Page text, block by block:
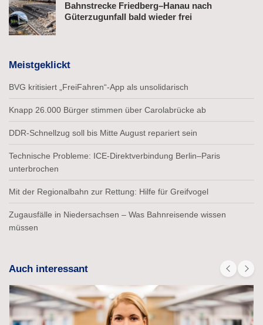
Bahnstrecke Friedberg–Hanau nach
Güterzugunfall bald wieder frei
Meistgeklickt
BVG kritisiert „FreiFahren“-App als unsolidarisch
Knapp 26.000 Bürger stimmen über Carolabrücke ab
DDR-Schnellzug soll bis Mitte August repariert sein
Technische Probleme: ICE-Direktverbindung Berlin–Paris
unterbrochen
Mit der Regionalbahn zur Rettung: Hilfe für Greifvogel
Zugausfälle in Niedersachsen – Was Bahnreisende wissen
müssen
Auch interessant